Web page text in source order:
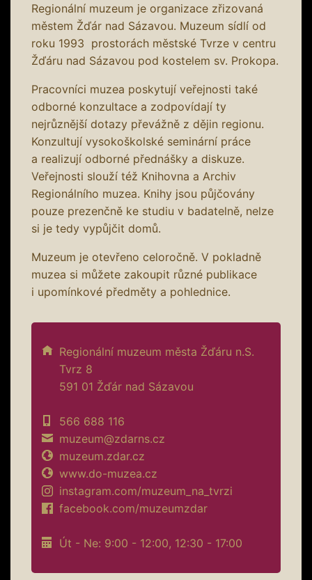
Regionální muzeum je organizace zřizovaná
městem Žďár nad Sázavou. Muzeum sídlí od
roku 1993 prostorách městské Tvrze v centru
Žďáru nad Sázavou pod kostelem sv. Prokopa.
Pracovníci muzea poskytují veřejnosti také
odborné konzultace a zodpovídají ty
nejrůznější dotazy převážně z dějin regionu.
Konzultují vysokoškolské seminární práce
a realizují odborné přednášky a diskuze.
Veřejnosti slouží též Knihovna a Archiv
Regionálního muzea. Knihy jsou půjčovány
pouze prezenčně ke studiu v badatelně, nelze
si je tedy vypůjčit domů.
Muzeum je otevřeno celoročně. V pokladně
muzea si můžete zakoupit různé publikace
i upomínkové předměty a pohlednice.
Regionální muzeum města Žďáru n.S.
Tvrz 8
591 01 Žďár nad Sázavou
566 688 116
muzeum@zdarns.cz
muzeum.zdar.cz
www.do-muzea.cz
instagram.com/muzeum_na_tvrzi
facebook.com/muzeumzdar
Út - Ne: 9:00 - 12:00, 12:30 - 17:00